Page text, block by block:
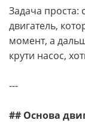
Задача проста:
двигатель,
момент, а
крути насос,
---
## Основа